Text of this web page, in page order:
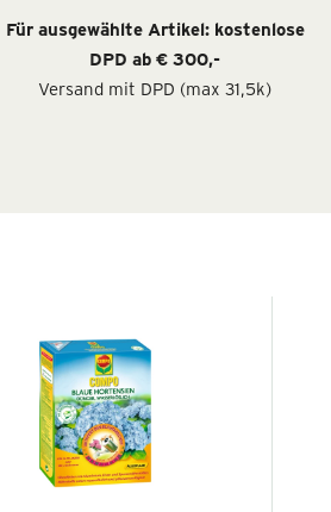
Für ausgewählte Artikel: kostenlose
DPD ab € 300,-
Versand mit DPD (max 31,5k)